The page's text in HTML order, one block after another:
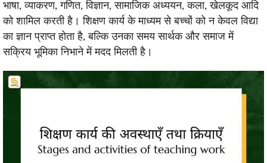
भाषा, व्याकरण, गणित, विज्ञान, सामाजिक अध्ययन, कला, खेलकूद आदि
को शामिल करती है। शिक्षण कार्य के माध्यम से बच्चों को न केवल विद्या
का ज्ञान प्राप्त होता है, बल्कि उनका समय सार्थक और समाज में
सक्रिय भूमिका निभाने में मदद मिलती है।